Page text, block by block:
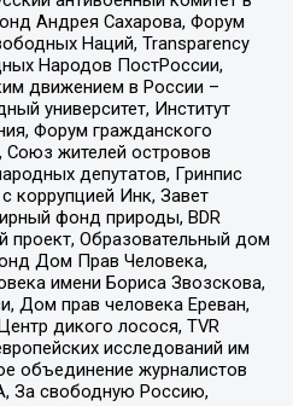
Андрея Сахарова, Форум
Наций, Transparеncy
Народов ПостРоссии,
движением в России –
университет, Институт
Форум гражданского
Союз жителей островов
депутатов, Гринпис
коррупцией Инк, Завет
фонд природы, BDR
проект, Образовательный дом
Дом Прав Человека,
имени Бориса Звозскова,
Дом прав человека Ереван,
дикого лосося, TVR
исследований им
объединение журналистов
За свободную Россию,